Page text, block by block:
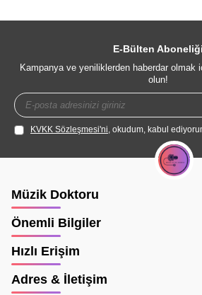
E-Bülten Aboneliği
Kampanya ve yeniliklerden haberdar olmak
olun!
KVKK Sözleşmesi'ni, okudum, kabul
Müzik Doktoru
Önemli Bilgiler
Hızlı Erişim
Adres & İletişim